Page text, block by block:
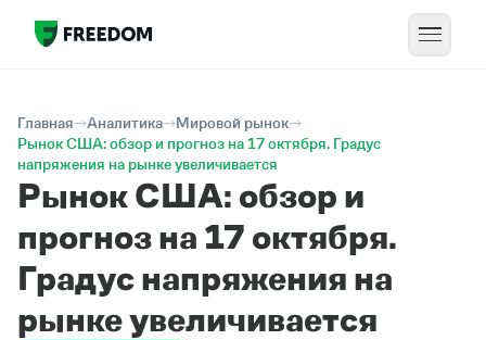
Главная Аналитика
Мировой рынок
Рынок США: обзор и прогноз на 17 октября. Градус
напряжения на рынке увеличивается
Рынок США: обзор и
прогноз на 17 октября.
Градус напряжения на
рынке увеличивается